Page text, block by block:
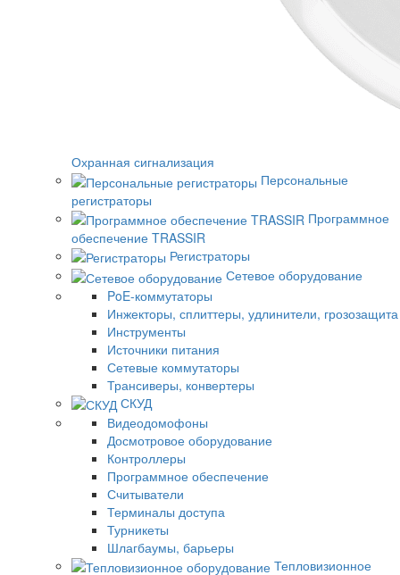
Охранная сигнализация
Персональные
регистраторы
Программное
обеспечение TRASSIR
Регистраторы
Сетевое оборудование
PoE-коммутаторы
Инжекторы, сплиттеры, удлинители, грозозащита
Инструменты
Источники питания
Сетевые коммутаторы
Трансиверы, конвертеры
СКУД
Видеодомофоны
Досмотровое оборудование
Контроллеры
Программное обеспечение
Считыватели
Терминалы доступа
Турникеты
Шлагбаумы, барьеры
Тепловизионное